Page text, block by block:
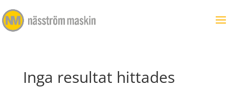
Inga resultat hittades